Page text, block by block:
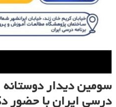
سومین دیدار دوستانه
درسی ایران با حضور